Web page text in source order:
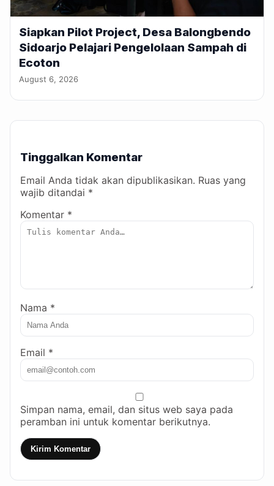
Siapkan Pilot Project, Desa Balongbendo
Sidoarjo Pelajari Pengelolaan Sampah di
Ecoton
August 6, 2026
Tinggalkan Komentar
Email Anda tidak akan dipublikasikan. Ruas yang
wajib ditandai *
Komentar *
Nama *
Email *
Simpan nama, email, dan situs web saya pada
peramban ini untuk komentar berikutnya.
Kirim Komentar